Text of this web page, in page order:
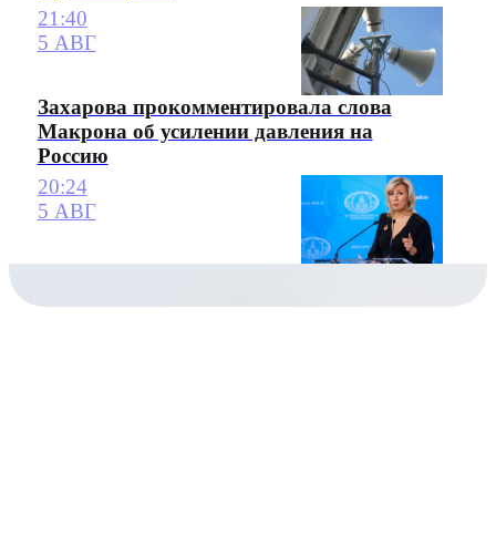
21:40
5 АВГ
Захарова прокомментировала слова
Макрона об усилении давления на
Россию
20:24
5 АВГ